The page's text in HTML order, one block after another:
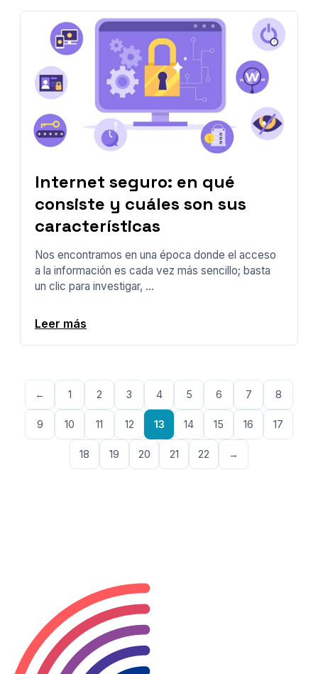
Internet seguro: en qué
consiste y cuáles son sus
características
Nos encontramos en una época donde el acceso
a la información es cada vez más sencillo; basta
un clic para investigar, ...
Leer más
← 1 2 3 4 5 6 7 8
9 10 11 12 13 14 15 16 17
18 19 20 21 22 →